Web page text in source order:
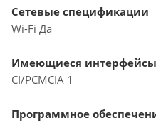
Cетевые спецификации
Wi-Fi Да
Имеющиеся интерфейсы
CI/PCMCIA 1
Программное